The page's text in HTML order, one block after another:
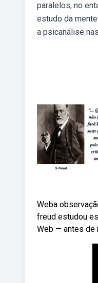
paralelos, no
estudo da
a psicanálise
Weba
freud estudou
Web — antes de